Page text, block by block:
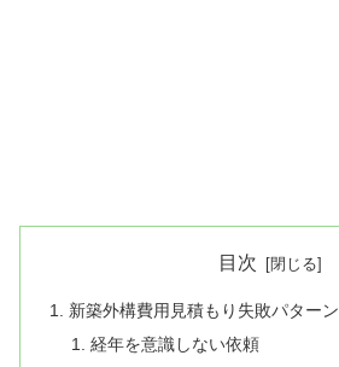
目次
新築外構費用見積もり失敗パターン
経年を意識しない依頼